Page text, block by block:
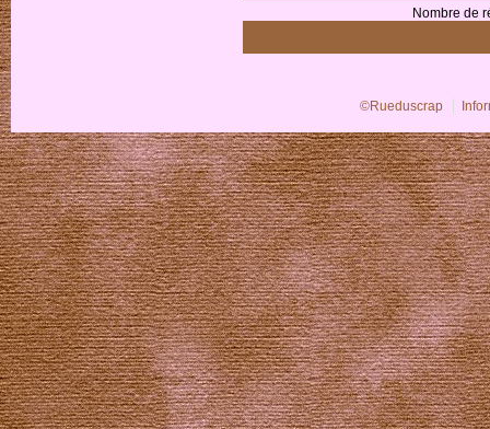
Nombre de
©Rueduscrap